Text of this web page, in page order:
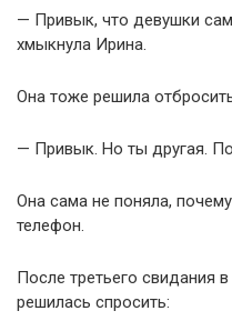
— Привык, что девушки
хмыкнула Ирина.
Она тоже решила
— Привык. Но ты другая.
Она сама не поняла,
телефон.
После третьего свидания
решилась спросить: